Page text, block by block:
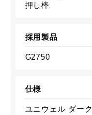
押し棒
採用製品
G2750
仕様
ユニウェル ダーク